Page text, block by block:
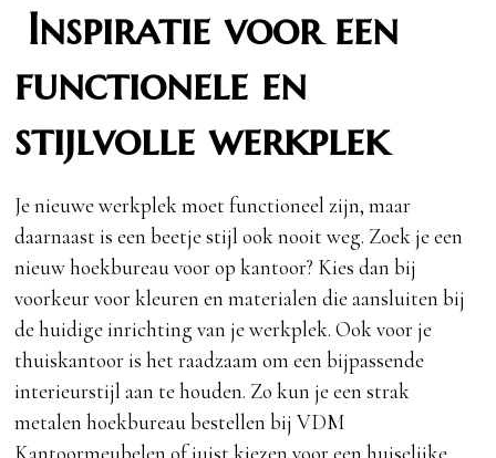
Inspiratie voor een
functionele en
stijlvolle werkplek
Je nieuwe werkplek moet functioneel zijn, maar
daarnaast is een beetje stijl ook nooit weg. Zoek je een
nieuw hoekbureau voor op kantoor? Kies dan bij
voorkeur voor kleuren en materialen die aansluiten bij
de huidige inrichting van je werkplek. Ook voor je
thuiskantoor is het raadzaam om een bijpassende
interieurstijl aan te houden. Zo kun je een strak
metalen hoekbureau bestellen bij VDM
Kantoormeubelen of juist kiezen voor een huiselijke